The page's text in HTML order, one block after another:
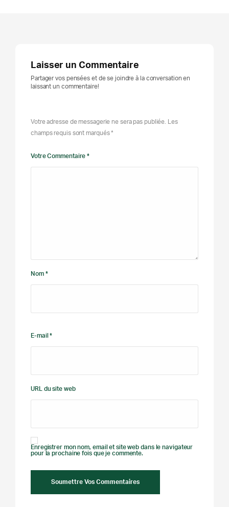
Laisser un Commentaire
Partager vos pensées et de se joindre à la conversation en
laissant un commentaire!
Votre adresse de messagerie ne sera pas publiée. Les
champs requis sont marqués *
Votre Commentaire *
Nom *
E-mail *
URL du site web
Enregistrer mon nom, email et site web dans le navigateur
pour la prochaine fois que je commente.